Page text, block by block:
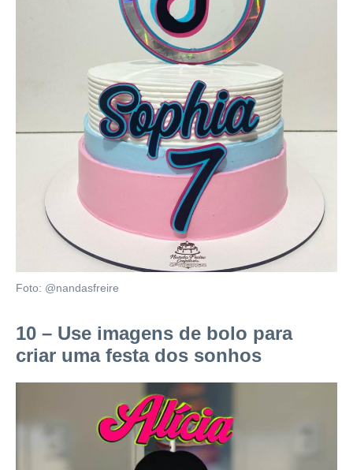
Foto: @nandasfreire
10 – Use imagens de bolo para
criar uma festa dos sonhos